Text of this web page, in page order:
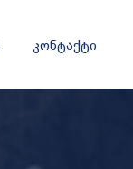
კონტაქტი